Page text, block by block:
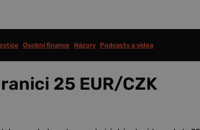
Osobní finance Názory Podcasty a videa
25 EUR/CZK